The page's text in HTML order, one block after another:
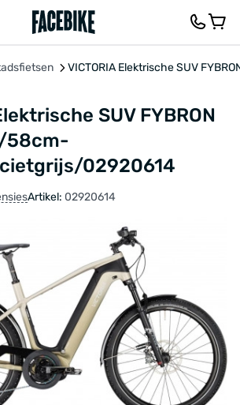
VICTORIA Elektrische SUV
SUV FYBRON
58cm-
02920614
Artikel: 02920614
BESCHRIJVING FEEDBACK EN VRAGEN